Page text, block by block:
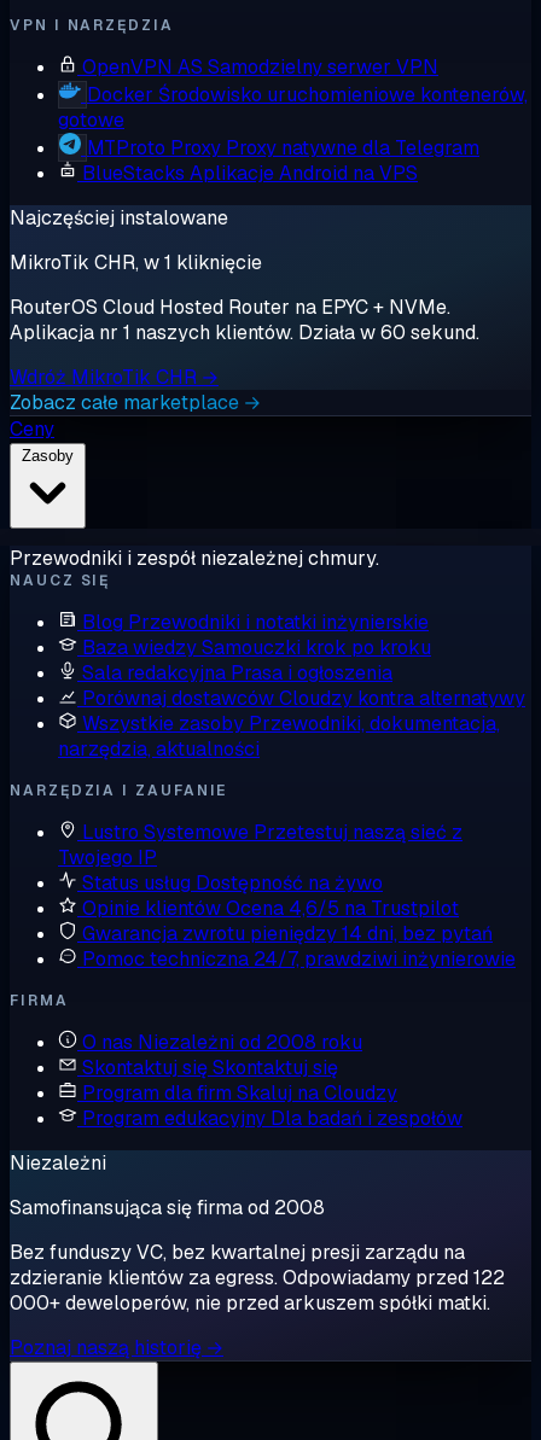
VPN I NARZĘDZIA
OpenVPN AS Samodzielny serwer VPN
Docker Środowisko uruchomieniowe kontenerów,
gotowe
MTProto Proxy Proxy natywne dla Telegram
BlueStacks Aplikacje Android na VPS
Najczęściej instalowane
MikroTik CHR, w 1 kliknięcie
RouterOS Cloud Hosted Router na EPYC + NVMe.
Aplikacja nr 1 naszych klientów. Działa w 60 sekund.
Wdróż MikroTik CHR →
Zobacz całe marketplace →
Ceny
Przewodniki i zespół niezależnej chmury.
NAUCZ SIĘ
Blog Przewodniki i notatki inżynierskie
Baza wiedzySamouczki krok po kroku
Sala redakcyjna Prasa i ogłoszenia
Porównaj dostawcówCloudzy kontra alternatywy
Wszystkie zasoby Przewodniki, dokumentacja,
narzędzia, aktualności
NARZĘDZIA I ZAUFANIE
Lustro Systemowe Przetestuj naszą sieć z
Twojego IP
Status usług Dostępność na żywo
Opinie klientówOcena 4,6/5 na Trustpilot
Gwarancja zwrotu pieniędzy14 dni, bez pytań
Pomoc techniczna 24/7, prawdziwi inżynierowie
FIRMA
O nas Niezależni od 2008 roku
Skontaktuj sięSkontaktuj się
Program dla firm Skaluj na Cloudzy
Program edukacyjny Dla badań i zespołów
Niezależni
Samofinansująca się firma od 2008
Bez funduszy VC, bez kwartalnej presji zarządu na
zdzieranie klientów za egress. Odpowiadamy przed 122
000+ deweloperów, nie przed arkuszem spółki matki.
Poznaj naszą historię →